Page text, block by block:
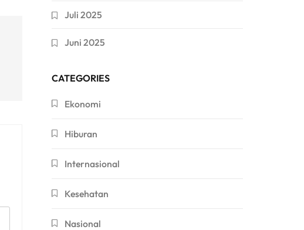
Juli 2025
Juni 2025
CATEGORIES
Ekonomi
Hiburan
Internasional
Kesehatan
Nasional